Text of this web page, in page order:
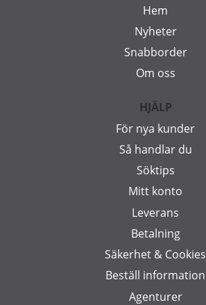
Hem
Nyheter
Snabborder
Om oss
HJÄLP
För nya kunder
Så handlar du
Söktips
Mitt konto
Leverans
Betalning
Säkerhet & Cookies
Beställ information
Agenturer